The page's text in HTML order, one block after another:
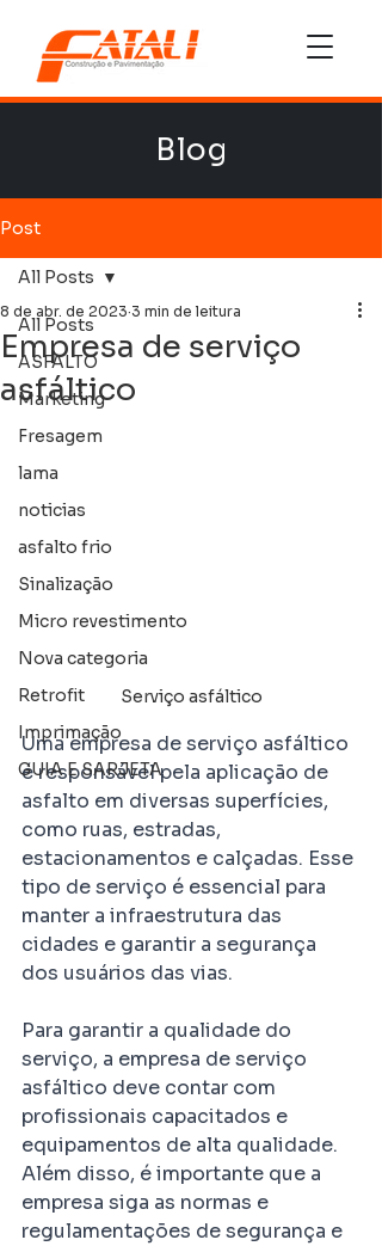
Blog
Post
All Posts
ASFALTO
Marketing
Fresagem
lama
noticias
asfalto frio
Sinalização
Micro revestimento
Nova categoria
Retrofit
Imprimação
GUIA E SARJETA
All Posts
Empresa de serviço
asfáltico
8 de abr. de 2023 3 min de leitura
Serviço asfáltico
Uma empresa de serviço asfáltico
é responsável pela aplicação de
asfalto em diversas superfícies,
como ruas, estradas,
estacionamentos e calçadas. Esse
tipo de serviço é essencial para
manter a infraestrutura das
cidades e garantir a segurança
dos usuários das vias.
Para garantir a qualidade do
serviço, a empresa de serviço
asfáltico deve contar com
profissionais capacitados e
equipamentos de alta qualidade.
Além disso, é importante que a
empresa siga as normas e
regulamentações de segurança e